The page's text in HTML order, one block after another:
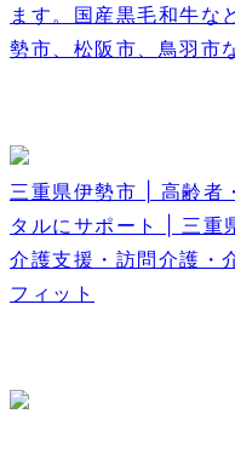
ます。国産黒毛和牛な
勢市、松阪市、鳥羽市
三重県伊勢市 | 高齢者
タルにサポート | 三重
介護支援・訪問介護・
フィット